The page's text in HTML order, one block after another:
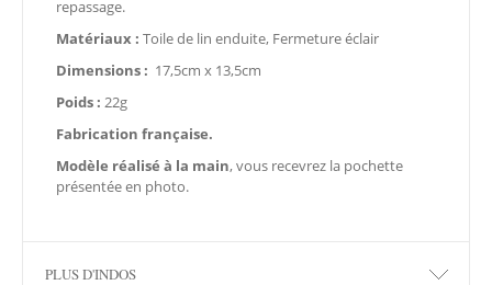
repassage.
Matériaux : Toile de lin enduite, Fermeture éclair
Dimensions : 17,5cm x 13,5cm
Poids : 22g
Fabrication française.
Modèle réalisé à la main, vous recevrez la pochette
présentée en photo.
PLUS D'INDOS